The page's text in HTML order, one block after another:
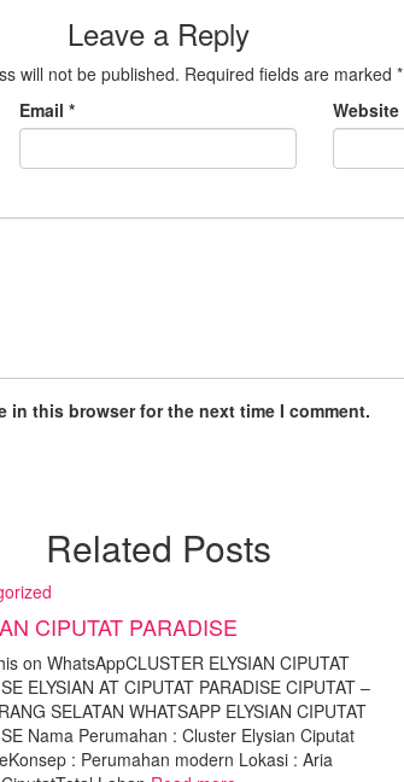
Leave a Reply
will not be published. Required fields are marked *
Email * Website
in this browser for the next time I comment.
Related Posts
CIPUTAT PARADISE
on WhatsAppCLUSTER ELYSIAN CIPUTAT
ELYSIAN AT CIPUTAT PARADISE CIPUTAT –
SELATAN WHATSAPP ELYSIAN CIPUTAT
Nama Perumahan : Cluster Elysian Ciputat
: Perumahan modern Lokasi : Aria